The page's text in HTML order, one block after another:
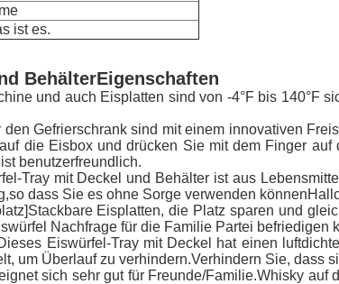
ist es.
BehälterEigenschaften
und auch Eisplatten sind von -4°F bis 140°F
Gefrierschrank sind mit einem innovativen
die Eisbox und drücken Sie mit dem Finger
benutzerfreundlich.
Tray mit Deckel und Behälter ist aus
dass Sie es ohne Sorge verwenden
]Stackbare Eisplatten, die Platz sparen und
Nachfrage für die Familie Partei befriedigen
Eiswürfel-Tray mit Deckel hat einen
um Überlauf zu verhindern.Verhindern Sie, dass
sich sehr gut für Freunde/Familie.Whisky